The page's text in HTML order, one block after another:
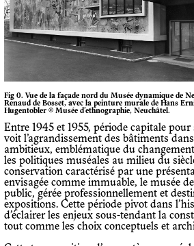
Fig 0. Vue de la façade nord du Musée dynamique de
Renaud de Bosset, avec la peinture murale de Hans
Hugentobler © Musée d’ethnographie, Neuchâtel.
Entre 1945 et 1955, période capitale
voit l’agrandissement des bâtiments
ambitieux, emblématique du
les politiques muséales au milieu du
conservation caractérisé par une
envisagée comme immuable, le musée
public, gérée professionnellement et
expositions. Cette période pivot dans
d’éclairer les enjeux sous-tendant la
tout comme les choix conceptuels et